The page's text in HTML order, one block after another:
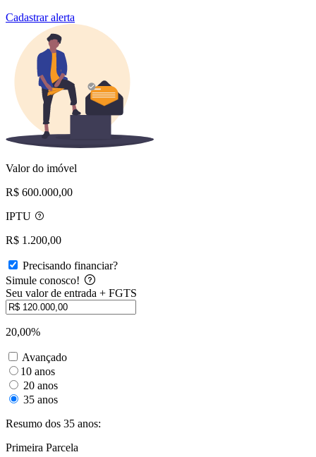
Cadastrar alerta
Valor do imóvel
R$ 600.000,00
IPTU
R$ 1.200,00
Precisando financiar?
Simule conosco!
Seu valor de entrada + FGTS
20,00%
Avançado
10 anos
20 anos
35 anos
Resumo dos 35 anos:
Primeira Parcela